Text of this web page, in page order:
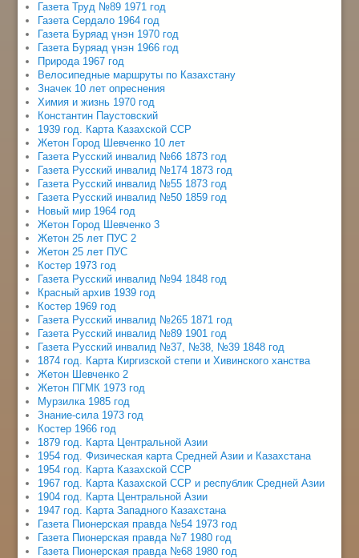
Газета Труд №89 1971 год
Газета Сердало 1964 год
Газета Буряад үнэн 1970 год
Газета Буряад үнэн 1966 год
Природа 1967 год
Велосипедные маршруты по Казахстану
Значек 10 лет опреснения
Химия и жизнь 1970 год
Константин Паустовский
1939 год. Карта Казахской ССР
Жетон Город Шевченко 10 лет
Газета Русский инвалид №66 1873 год
Газета Русский инвалид №174 1873 год
Газета Русский инвалид №55 1873 год
Газета Русский инвалид №50 1859 год
Новый мир 1964 год
Жетон Город Шевченко 3
Жетон 25 лет ПУС 2
Жетон 25 лет ПУС
Костер 1973 год
Газета Русский инвалид №94 1848 год
Красный архив 1939 год
Костер 1969 год
Газета Русский инвалид №265 1871 год
Газета Русский инвалид №89 1901 год
Газета Русский инвалид №37, №38, №39 1848 год
1874 год. Карта Киргизской степи и Хивинского ханства
Жетон Шевченко 2
Жетон ПГМК 1973 год
Мурзилка 1985 год
Знание-сила 1973 год
Костер 1966 год
1879 год. Карта Центральной Азии
1954 год. Физическая карта Средней Азии и Казахстана
1954 год. Карта Казахской ССР
1967 год. Карта Казахской ССР и республик Средней Азии
1904 год. Карта Центральной Азии
1947 год. Карта Западного Казахстана
Газета Пионерская правда №54 1973 год
Газета Пионерская правда №7 1980 год
Газета Пионерская правда №68 1980 год